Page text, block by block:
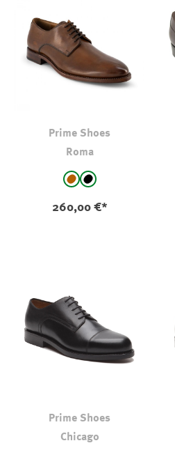
Prime Shoes
Roma
auswählen
Karamell
schwarz
260,00 €*
Prime Shoes
Chicago